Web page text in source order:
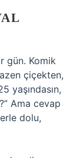
gün. Komik
çiçekten,
yaşındasın,
Ama cevap
dolu,